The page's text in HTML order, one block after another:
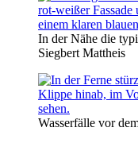
In der Nähe die
Siegbert Mattheis
Wasserfälle vor